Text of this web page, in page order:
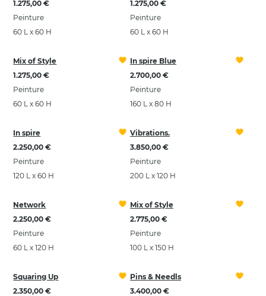
1.275,00 €
Peinture
60 L x 60 H
1.275,00 €
Peinture
60 L x 60 H
Mix of Style
1.275,00 €
Peinture
60 L x 60 H
In spire Blue
2.700,00 €
Peinture
160 L x 80 H
In spire
2.250,00 €
Peinture
120 L x 60 H
Vibrations.
3.850,00 €
Peinture
200 L x 120 H
Network
2.250,00 €
Peinture
60 L x 120 H
Mix of Style
2.775,00 €
Peinture
100 L x 150 H
Squaring Up
2.350,00 €
Pins & Needls
3.400,00 €